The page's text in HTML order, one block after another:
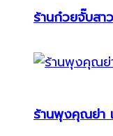
ร้านก๋วยจั๊บส
ร้านพุงคุณย่า